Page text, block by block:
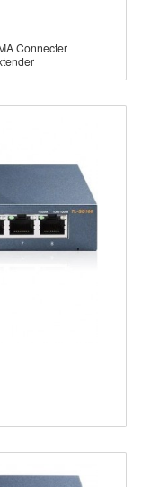
Connecter